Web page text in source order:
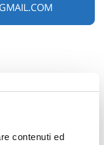
contenuti ed